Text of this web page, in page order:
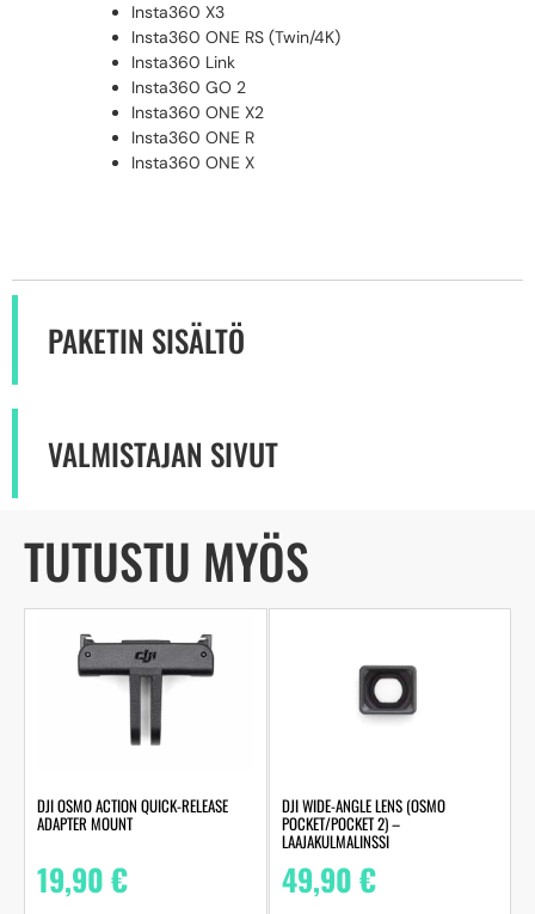
Insta360 X3
Insta360 ONE RS (Twin/4K)
Insta360 Link
Insta360 GO 2
Insta360 ONE X2
Insta360 ONE R
Insta360 ONE X
PAKETIN SISÄLTÖ
VALMISTAJAN SIVUT
TUTUSTU MYÖS
DJI OSMO ACTION QUICK-RELEASE
ADAPTER MOUNT
19,90€
DJI WIDE-ANGLE LENS (OSMO
POCKET/POCKET 2) –
LAAJAKULMALINSSI
49,90€